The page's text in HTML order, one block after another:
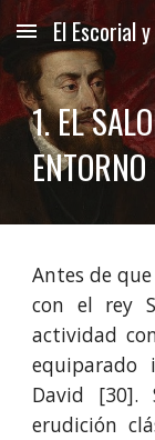
Skip to main
El Escorial
1. EL
Antes de
con el rey
actividad
equiparado
David [30].
erudición